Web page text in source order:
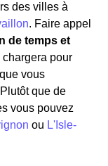
des villes à
. Faire appel
de temps et
chargera pour
vous
Plutôt que de
vous pouvez
ou L'Isle-